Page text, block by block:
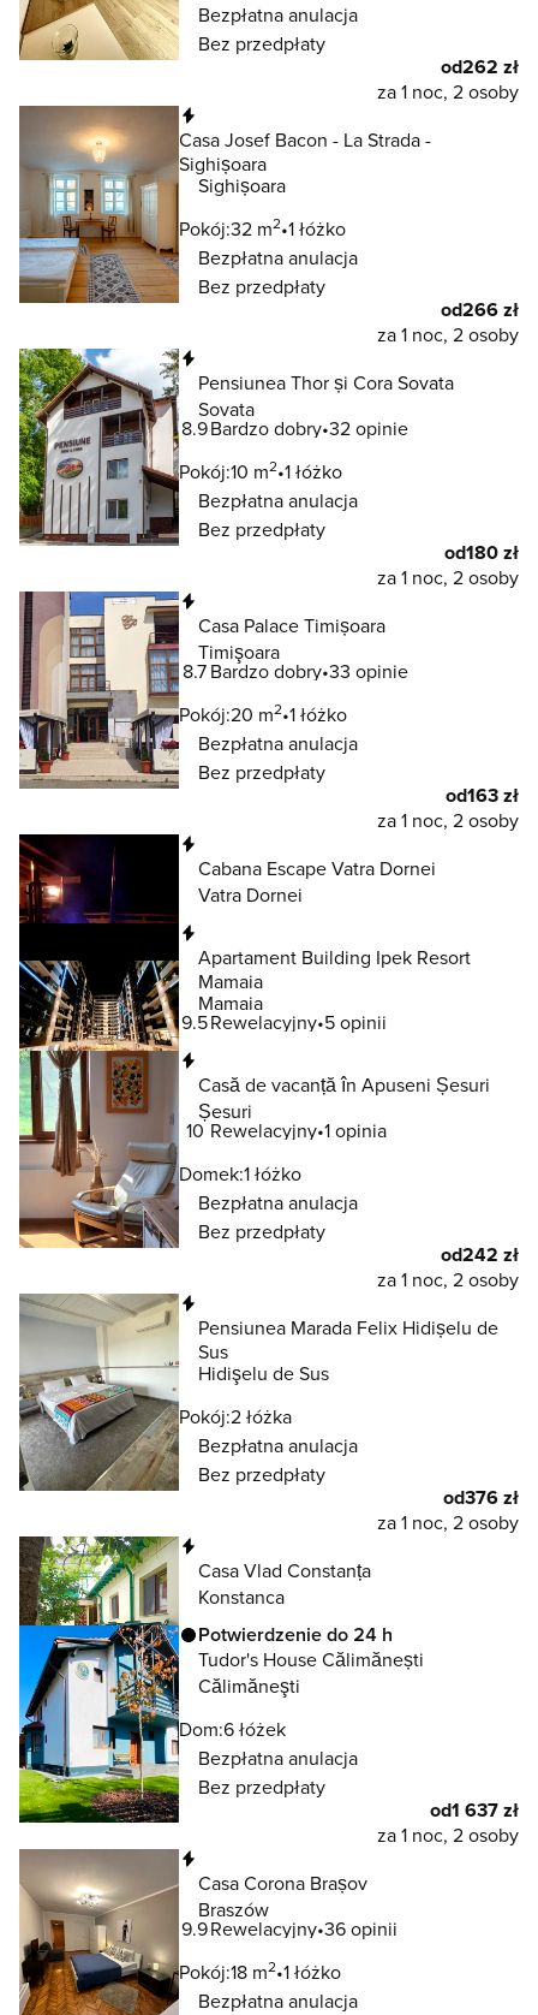
Bezpłatna anulacja
Bez przedpłaty
od262 zł
za 1 noc, 2 osoby
Casa Josef Bacon - La Strada -
Sighișoara
Sighișoara
Pokój:32 m2 1 łóżko
Bezpłatna anulacja
Bez przedpłaty
od266 zł
za 1 noc, 2 osoby
Pensiunea Thor și Cora Sovata
Sovata
8.9Bardzo dobry 32 opinie
Pokój:10 m2 1 łóżko
Bezpłatna anulacja
Bez przedpłaty
od180 zł
za 1 noc, 2 osoby
Casa Palace Timișoara
Timişoara
8.7Bardzo dobry 33 opinie
Pokój:20 m2 1 łóżko
Bezpłatna anulacja
Bez przedpłaty
od163 zł
za 1 noc, 2 osoby
Cabana Escape Vatra Dornei
Vatra Dornei
Apartament Building Ipek Resort
Mamaia
Mamaia
9.5Rewelacyjny 5 opinii
Casă de vacanță în Apuseni Șesuri
Șesuri
10 Rewelacyjny 1 opinia
Domek:1 łóżko
Bezpłatna anulacja
Bez przedpłaty
od242 zł
za 1 noc, 2 osoby
Pensiunea Marada Felix Hidișelu de
Sus
Hidişelu de Sus
Pokój:2 łóżka
Bezpłatna anulacja
Bez przedpłaty
od376 zł
za 1 noc, 2 osoby
Casa Vlad Constanța
Konstanca
Potwierdzenie do 24 h
Tudor's House Călimănești
Călimăneşti
Dom:6 łóżek
Bezpłatna anulacja
Bez przedpłaty
od1 637 zł
za 1 noc, 2 osoby
Casa Corona Brașov
Braszów
9.9Rewelacyjny 36 opinii
Pokój:18 m2 1 łóżko
Bezpłatna anulacja